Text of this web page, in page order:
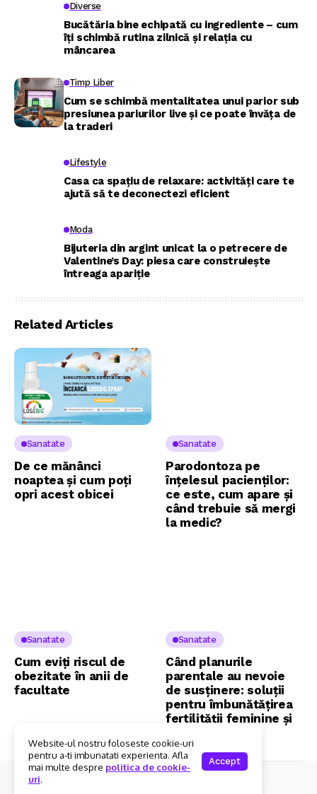
Diverse
Bucătăria bine echipată cu ingrediente – cum
îți schimbă rutina zilnică și relația cu
mâncarea
Timp Liber
Cum se schimbă mentalitatea unui parior sub
presiunea pariurilor live și ce poate învăța de
la traderi
Lifestyle
Casa ca spațiu de relaxare: activități care te
ajută să te deconectezi eficient
Moda
Bijuteria din argint unicat la o petrecere de
Valentine’s Day: piesa care construiește
întreaga apariție
Related Articles
Sanatate
De ce mănânci
noaptea și cum poți
opri acest obicei
Sanatate
Parodontoza pe
înțelesul pacienților:
ce este, cum apare și
când trebuie să mergi
la medic?
Sanatate
Cum eviți riscul de
obezitate în anii de
facultate
Sanatate
Când planurile
parentale au nevoie
de susținere: soluții
pentru îmbunătățirea
fertilității feminine și
Website-ul nostru foloseste cookie-uri
pentru a-ti imbunatati experienta. Afla
mai multe despre politica de cookie-
uri.
Accept